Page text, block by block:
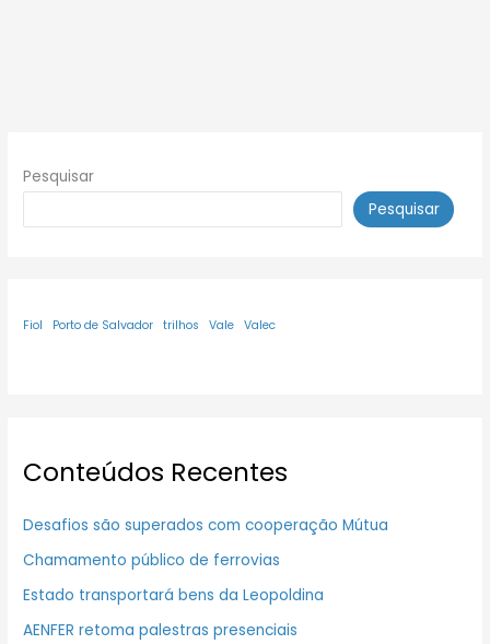
Pesquisar
Pesquisar
Fiol Porto de Salvador trilhos Vale Valec
Conteúdos Recentes
Desafios são superados com cooperação Mútua
Chamamento público de ferrovias
Estado transportará bens da Leopoldina
AENFER retoma palestras presenciais